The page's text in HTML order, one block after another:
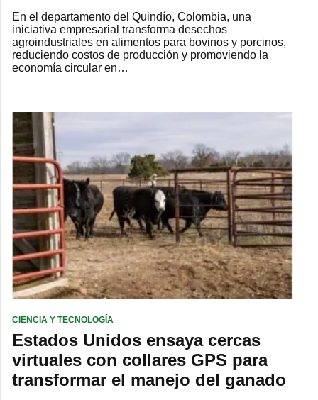
En el departamento del Quindío, Colombia, una
iniciativa empresarial transforma desechos
agroindustriales en alimentos para bovinos y porcinos,
reduciendo costos de producción y promoviendo la
economía circular en…
CIENCIA Y TECNOLOGÍA
Estados Unidos ensaya cercas
virtuales con collares GPS para
transformar el manejo del ganado